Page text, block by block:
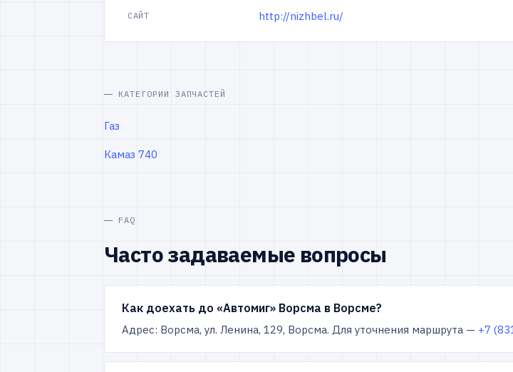
САЙТ http://nizhbel.ru/
КАТЕГОРИИ ЗАПЧАСТЕЙ
Газ
Камаз 740
FAQ
Часто задаваемые вопросы
Как доехать до «Автомиг» Ворсма в Ворсме?
Адрес: Ворсма, ул. Ленина, 129, Ворсма. Для уточнения маршрута — +7